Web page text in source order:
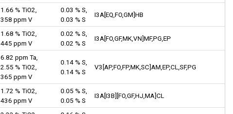
1.66 % TiO2,
358 ppm V
0.03 % S,
0.03 % S
I3A[EQ,FO,GM]HB
1.68 % TiO2,
445 ppm V
0.02 % S,
0.02 % S
I3A[FO,GF,MK,VN]MF,PG,EP
6.82 ppm Ta,
2.55 % TiO2,
365 ppm V
0.14 % S,
0.14 % S
V3[AP,FO,FP,MK,SC]AM,EP,CL,SF,PG
1.72 % TiO2,
436 ppm V
0.05 % S,
0.05 % S
I3A[I3B][FO,GF,HJ,MA]CL